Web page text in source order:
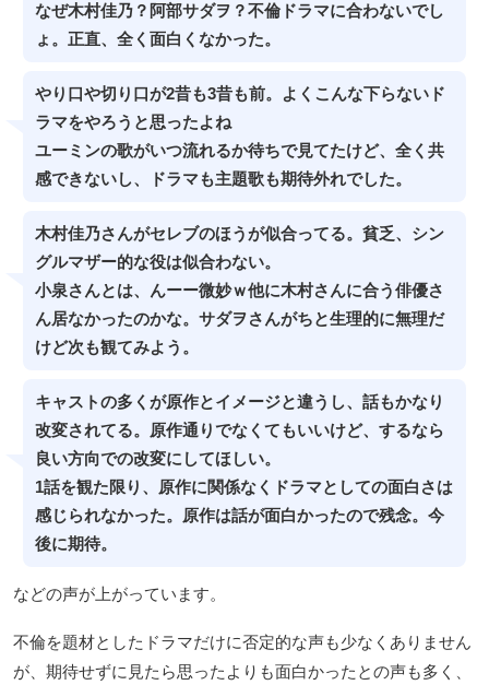
なぜ木村佳乃？阿部サダヲ？不倫ドラマに合わないでし
ょ。正直、全く面白くなかった。
やり口や切り口が2昔も3昔も前。よくこんな下らないド
ラマをやろうと思ったよね
ユーミンの歌がいつ流れるか待ちで見てたけど、全く共
感できないし、ドラマも主題歌も期待外れでした。
木村佳乃さんがセレブのほうが似合ってる。貧乏、シン
グルマザー的な役は似合わない。
小泉さんとは、んーー微妙ｗ他に木村さんに合う俳優さ
ん居なかったのかな。サダヲさんがちと生理的に無理だ
けど次も観てみよう。
キャストの多くが原作とイメージと違うし、話もかなり
改変されてる。原作通りでなくてもいいけど、するなら
良い方向での改変にしてほしい。
1話を観た限り、原作に関係なくドラマとしての面白さは
感じられなかった。原作は話が面白かったので残念。今
後に期待。
などの声が上がっています。
不倫を題材としたドラマだけに否定的な声も少なくありません
が、期待せずに見たら思ったよりも面白かったとの声も多く、